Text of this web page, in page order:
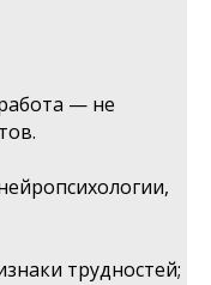
— не
трудностей;